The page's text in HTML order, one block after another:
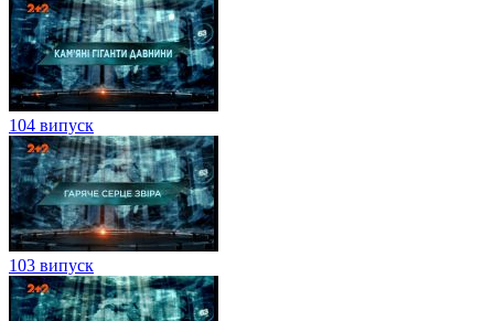
104 випуск
103 випуск